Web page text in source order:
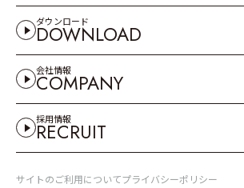
ダウンロード
DOWNLOAD
会社情報
COMPANY
採用情報
RECRUIT
サイトのご利用についてプライバシーポリシー